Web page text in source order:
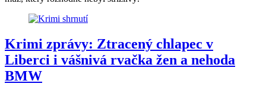
Krimi zprávy: Ztracený chlapec v
Liberci i vášnivá rvačka žen a nehoda
BMW